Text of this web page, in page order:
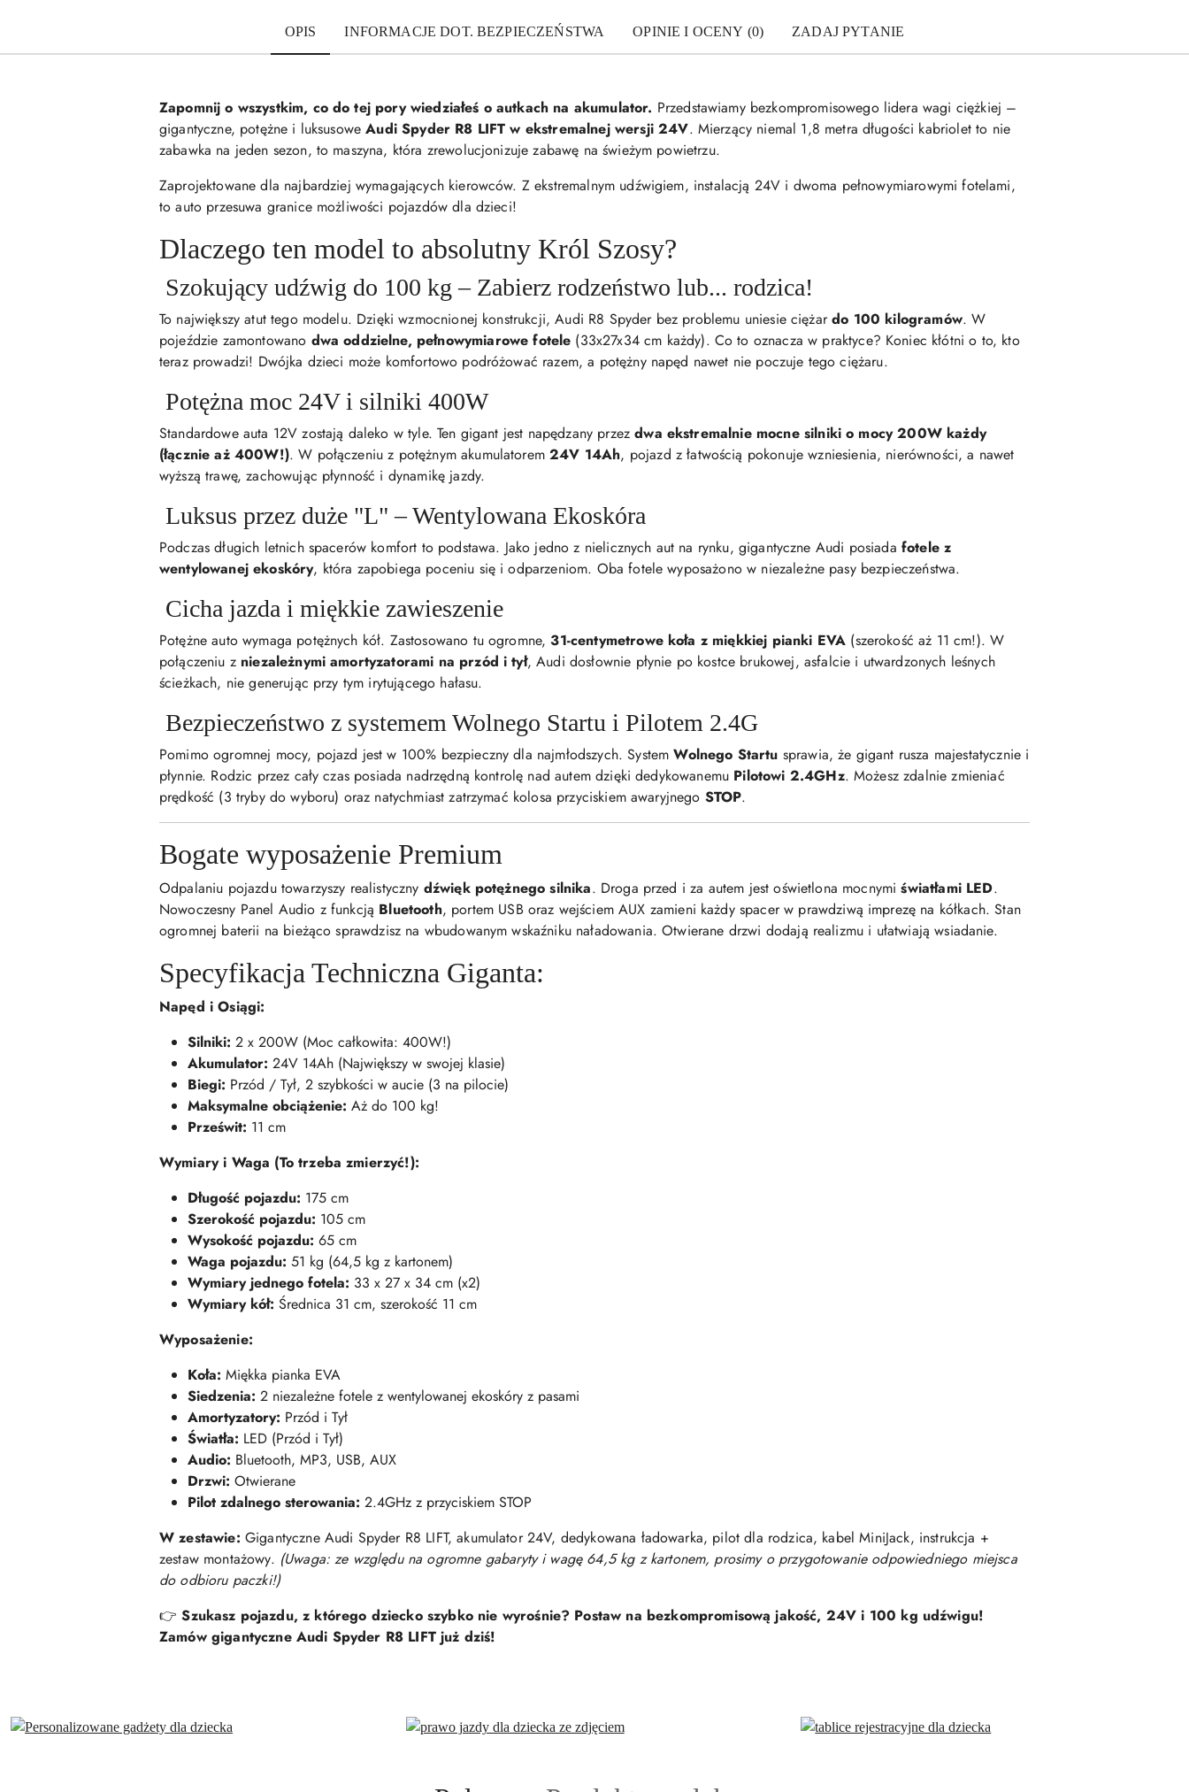
OPIS INFORMACJE DOT. BEZPIECZEŃSTWA OPINIE I OCENY (0) ZADAJ PYTANIE
Zapomnij o wszystkim, co do tej pory wiedziałeś o autkach na akumulator. Przedstawiamy bezkompromisowego lidera wagi ciężkiej –
gigantyczne, potężne i luksusowe Audi Spyder R8 LIFT w ekstremalnej wersji 24V. Mierzący niemal 1,8 metra długości kabriolet to nie
zabawka na jeden sezon, to maszyna, która zrewolucjonizuje zabawę na świeżym powietrzu.
Zaprojektowane dla najbardziej wymagających kierowców. Z ekstremalnym udźwigiem, instalacją 24V i dwoma pełnowymiarowymi fotelami,
to auto przesuwa granice możliwości pojazdów dla dzieci!
Dlaczego ten model to absolutny Król Szosy?
Szokujący udźwig do 100 kg – Zabierz rodzeństwo lub... rodzica!
To największy atut tego modelu. Dzięki wzmocnionej konstrukcji, Audi R8 Spyder bez problemu uniesie ciężar do 100 kilogramów. W
pojeździe zamontowano dwa oddzielne, pełnowymiarowe fotele (33x27x34 cm każdy). Co to oznacza w praktyce? Koniec kłótni o to, kto
teraz prowadzi! Dwójka dzieci może komfortowo podróżować razem, a potężny napęd nawet nie poczuje tego ciężaru.
Potężna moc 24V i silniki 400W
Standardowe auta 12V zostają daleko w tyle. Ten gigant jest napędzany przez dwa ekstremalnie mocne silniki o mocy 200W każdy
(łącznie aż 400W!). W połączeniu z potężnym akumulatorem 24V 14Ah, pojazd z łatwością pokonuje wzniesienia, nierówności, a nawet
wyższą trawę, zachowując płynność i dynamikę jazdy.
Luksus przez duże "L" – Wentylowana Ekoskóra
Podczas długich letnich spacerów komfort to podstawa. Jako jedno z nielicznych aut na rynku, gigantyczne Audi posiada fotele z
wentylowanej ekoskóry, która zapobiega poceniu się i odparzeniom. Oba fotele wyposażono w niezależne pasy bezpieczeństwa.
Cicha jazda i miękkie zawieszenie
Potężne auto wymaga potężnych kół. Zastosowano tu ogromne, 31-centymetrowe koła z miękkiej pianki EVA (szerokość aż 11 cm!). W
połączeniu z niezależnymi amortyzatorami na przód i tył, Audi dosłownie płynie po kostce brukowej, asfalcie i utwardzonych leśnych
ścieżkach, nie generując przy tym irytującego hałasu.
Bezpieczeństwo z systemem Wolnego Startu i Pilotem 2.4G
Pomimo ogromnej mocy, pojazd jest w 100% bezpieczny dla najmłodszych. System Wolnego Startu sprawia, że gigant rusza majestatycznie i
płynnie. Rodzic przez cały czas posiada nadrzędną kontrolę nad autem dzięki dedykowanemu Pilotowi 2.4GHz. Możesz zdalnie zmieniać
prędkość (3 tryby do wyboru) oraz natychmiast zatrzymać kolosa przyciskiem awaryjnego STOP.
Bogate wyposażenie Premium
Odpalaniu pojazdu towarzyszy realistyczny dźwięk potężnego silnika. Droga przed i za autem jest oświetlona mocnymi światłami LED.
Nowoczesny Panel Audio z funkcją Bluetooth, portem USB oraz wejściem AUX zamieni każdy spacer w prawdziwą imprezę na kółkach. Stan
ogromnej baterii na bieżąco sprawdzisz na wbudowanym wskaźniku naładowania. Otwierane drzwi dodają realizmu i ułatwiają wsiadanie.
Specyfikacja Techniczna Giganta:
Napęd i Osiągi:
Silniki: 2 x 200W (Moc całkowita: 400W!)
Akumulator: 24V 14Ah (Największy w swojej klasie)
Biegi: Przód / Tył, 2 szybkości w aucie (3 na pilocie)
Maksymalne obciążenie: Aż do 100 kg!
Prześwit: 11 cm
Wymiary i Waga (To trzeba zmierzyć!):
Długość pojazdu: 175 cm
Szerokość pojazdu: 105 cm
Wysokość pojazdu: 65 cm
Waga pojazdu: 51 kg (64,5 kg z kartonem)
Wymiary jednego fotela: 33 x 27 x 34 cm (x2)
Wymiary kół: Średnica 31 cm, szerokość 11 cm
Wyposażenie:
Koła: Miękka pianka EVA
Siedzenia: 2 niezależne fotele z wentylowanej ekoskóry z pasami
Amortyzatory: Przód i Tył
Światła: LED (Przód i Tył)
Audio: Bluetooth, MP3, USB, AUX
Drzwi: Otwierane
Pilot zdalnego sterowania: 2.4GHz z przyciskiem STOP
W zestawie: Gigantyczne Audi Spyder R8 LIFT, akumulator 24V, dedykowana ładowarka, pilot dla rodzica, kabel MiniJack, instrukcja +
zestaw montażowy. (Uwaga: ze względu na ogromne gabaryty i wagę 64,5 kg z kartonem, prosimy o przygotowanie odpowiedniego miejsca
do odbioru paczki!)
👉 Szukasz pojazdu, z którego dziecko szybko nie wyrośnie? Postaw na bezkompromisową jakość, 24V i 100 kg udźwigu!
Zamów gigantyczne Audi Spyder R8 LIFT już dziś!